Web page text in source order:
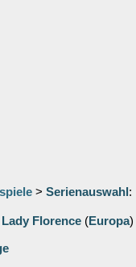
> Serienauswahl :
Florence (Europa)